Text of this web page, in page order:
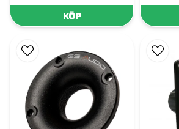
KÖP